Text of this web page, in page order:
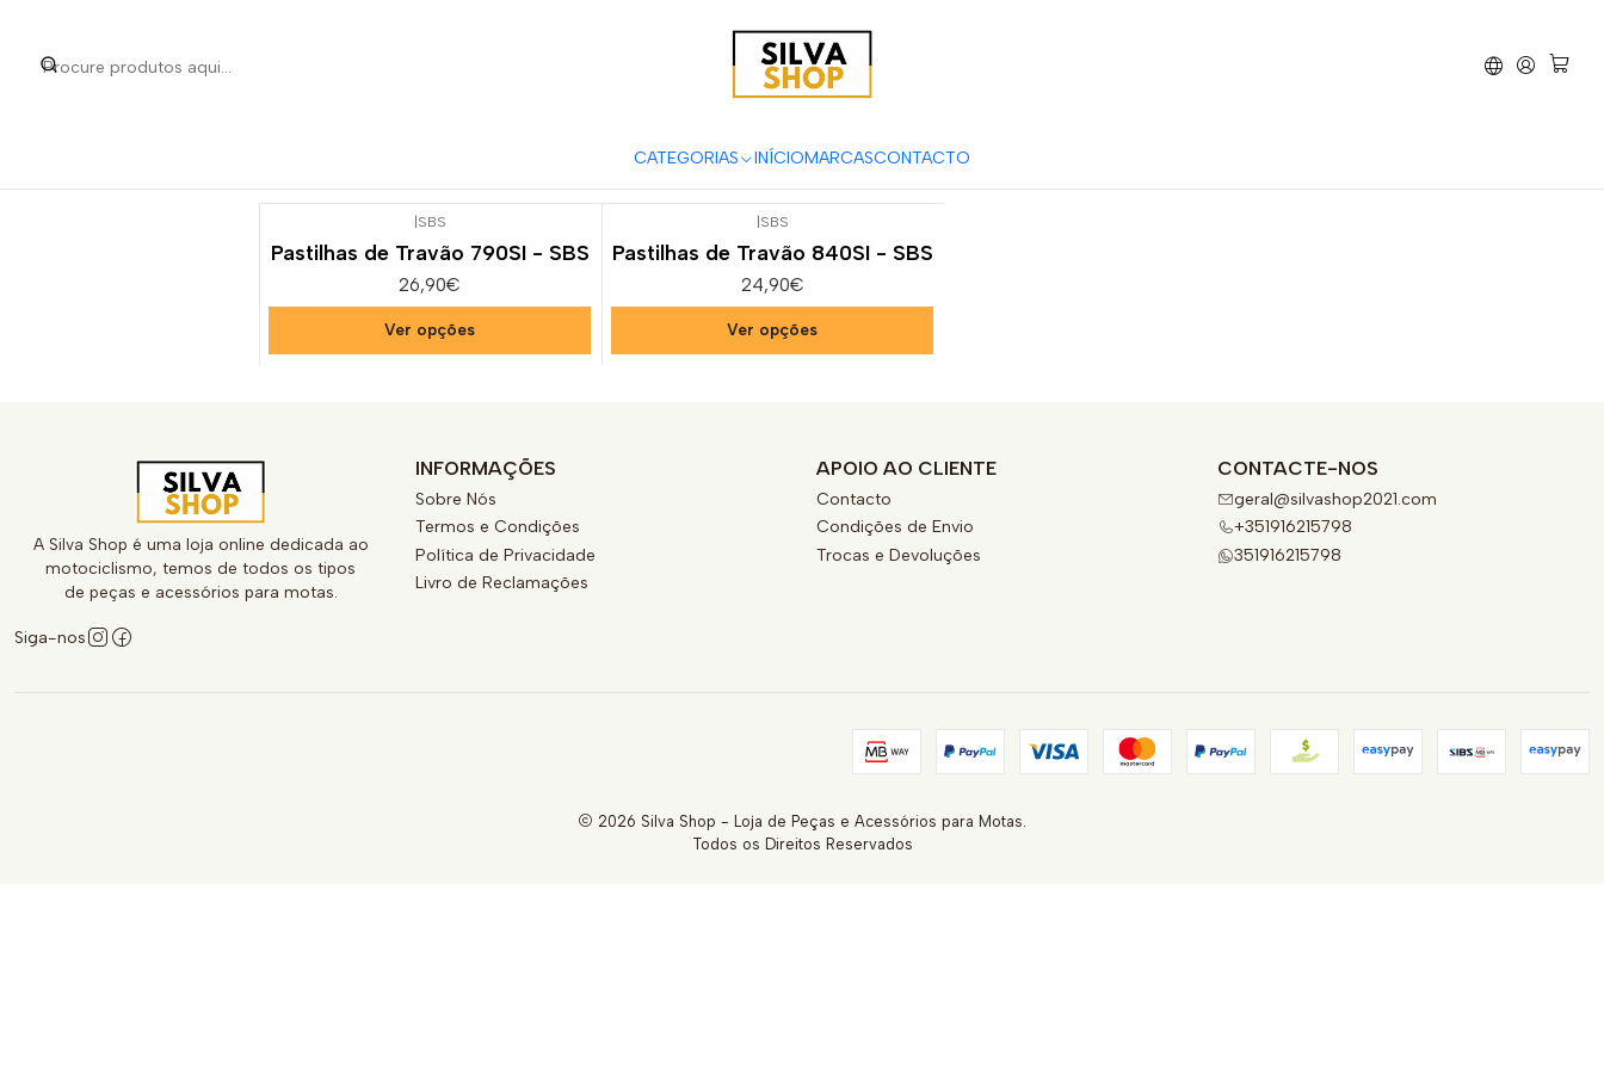
CATEGORIAS INÍCIOMARCASCONTACTO
YZ 250 FX
SBS
Pastilhas de Travão 790SI - SBS
26,90€
Ver opções
SBS
Pastilhas de Travão 840SI - SBS
24,90€
Ver opções
A Silva Shop é uma loja online dedicada ao
motociclismo, temos de todos os tipos
de peças e acessórios para motas.
Siga-nos
INFORMAÇÕES
Sobre Nós
Termos e Condições
Política de Privacidade
Livro de Reclamações
APOIO AO CLIENTE
Contacto
Condições de Envio
Trocas e Devoluções
CONTACTE-NOS
geral@silvashop2021.com
+351916215798
351916215798
2026 Silva Shop - Loja de Peças e Acessórios para Motas.
Todos os Direitos Reservados